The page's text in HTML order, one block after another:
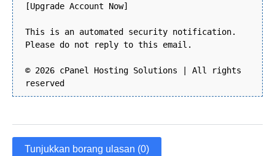
[Upgrade Account Now]
This is an automated security notification.
Please do not reply to this email.
© 2026 cPanel Hosting Solutions | All rights
reserved
Tunjukkan borang ulasan (0)